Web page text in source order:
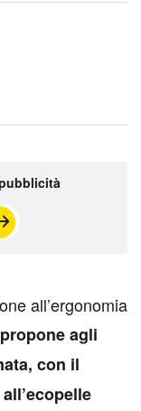
all’ergonomia
agli
con il